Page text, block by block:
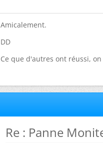
Amicalement.
DD
Ce que d'autres ont réussi,
Re : Panne